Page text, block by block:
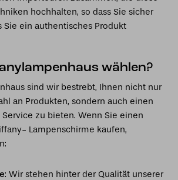
hochhalten, so dass Sie sicher
Sie ein authentisches Produkt
wählen?
sind wir bestrebt, Ihnen nicht nur
an Produkten, sondern auch einen
zu bieten. Wenn Sie einen
Lampenschirme kaufen,
: Wir stehen hinter der Qualität unserer